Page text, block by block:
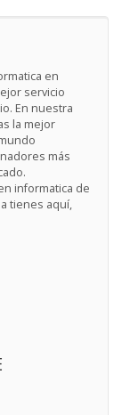
en
servicio
En nuestra
la mejor
más
informatica de
tienes aquí,